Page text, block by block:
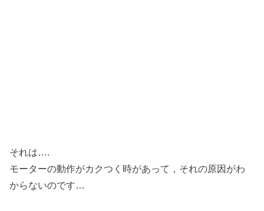
それは….
モーターの動作がカクつく時があって，それの原因がわ
からないのです…